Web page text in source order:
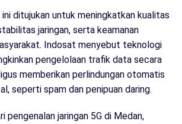
ini ditujukan untuk meningkatkan kualitas
jaringan, serta keamanan
Indosat menyebut teknologi
pengelolaan trafik data secara
memberikan perlindungan otomatis
seperti spam dan penipuan daring.
pengenalan jaringan 5G di Medan,